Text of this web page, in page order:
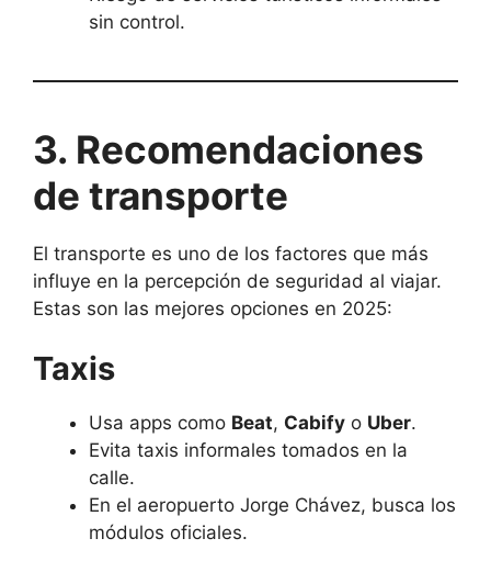
sin control.
3. Recomendaciones
de transporte
El transporte es uno de los factores que más
influye en la percepción de seguridad al viajar.
Estas son las mejores opciones en 2025:
Taxis
Usa apps como Beat, Cabify o Uber.
Evita taxis informales tomados en la
calle.
En el aeropuerto Jorge Chávez, busca los
módulos oficiales.